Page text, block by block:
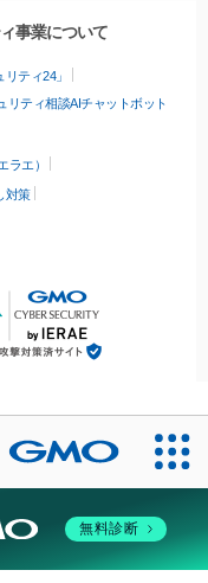
事業について
ティ24」
リティ相談AIチャットボット
エ）
対策
無料診断